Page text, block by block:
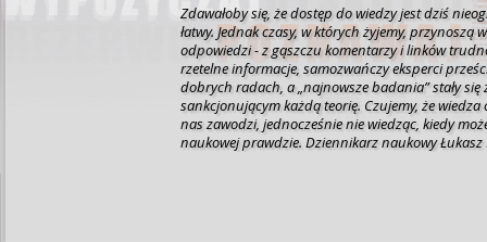
Zdawałoby się, że dostęp do wiedzy jest dziś
łatwy. Jednak czasy, w których żyjemy, przynoszą
odpowiedzi - z gąszczu komentarzy i linków
rzetelne informacje, samozwańczy eksperci
dobrych radach, a „najnowsze badania” stały się
sankcjonującym każdą teorię. Czujemy, że
nas zawodzi, jednocześnie nie wiedząc, kiedy
naukowej prawdzie. Dziennikarz naukowy Łukasz Lamża